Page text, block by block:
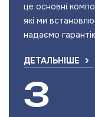
це основні
які ми
надаємо
ДЕТАЛЬНІШЕ